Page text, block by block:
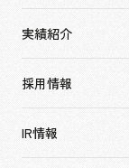
ソーシャルグッド
会社概要・アクセス
役員構成・組織図
実績紹介
アーバン & リテール
ホスピタリティ
採用情報
IR情報